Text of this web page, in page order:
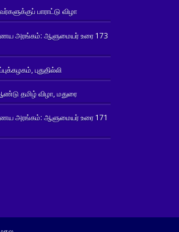
பாராட்டு விழா
அரங்கம்: ஆளுமையர் உரை 173
புதுதில்லி
தமிழ் விழா, மதுரை
அரங்கம்: ஆளுமையர் உரை 171